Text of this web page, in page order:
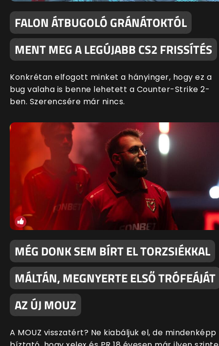
FALON ÁTBUGOLÓ GRÁNÁTOKTÓL
MENT MEG A LEGÚJABB CS2 FRISSÍTÉS
Konkrétan elfogott minket a hányinger, hogy ez a
bug valaha is benne lehetett a Counter-Strike 2-
ben. Szerencsére már nincs.
MÉG DONK SEM BÍRT EL TORZSIÉKKAL
MÁLTÁN, MEGNYERTE ELSŐ TRÓFEÁJÁT
AZ ÚJ MOUZ
A MOUZ visszatért? Ne kiabáljuk el, de mindenképp